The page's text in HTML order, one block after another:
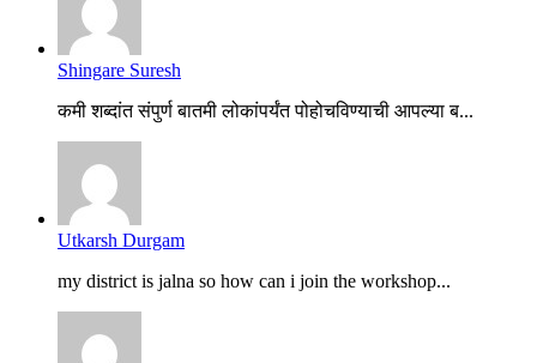
Shingare Suresh
कमी शब्दांत संपुर्ण बातमी लोकांपर्यंत पोहोचविण्याची आपल्या ब...
Utkarsh Durgam
my district is jalna so how can i join the workshop...